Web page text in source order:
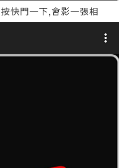
快門一下,會影一張相